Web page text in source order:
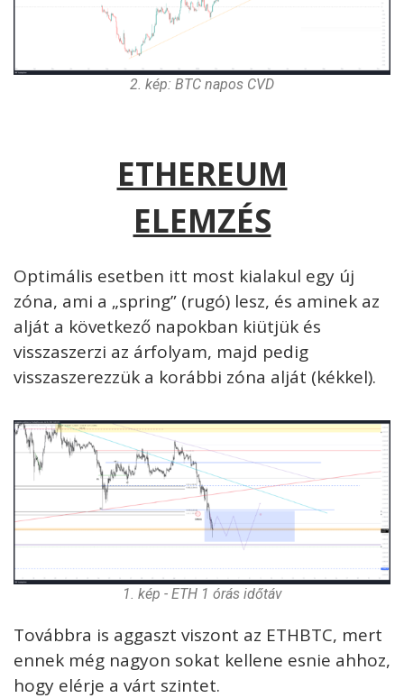
2. kép: BTC napos CVD
ETHEREUM
ELEMZÉS
Optimális esetben itt most kialakul egy új
zóna, ami a „spring” (rugó) lesz, és aminek az
alját a következő napokban kiütjük és
visszaszerzi az árfolyam, majd pedig
visszaszerezzük a korábbi zóna alját (kékkel).
1. kép - ETH 1 órás időtáv
Továbbra is aggaszt viszont az ETHBTC, mert
ennek még nagyon sokat kellene esnie ahhoz,
hogy elérje a várt szintet.